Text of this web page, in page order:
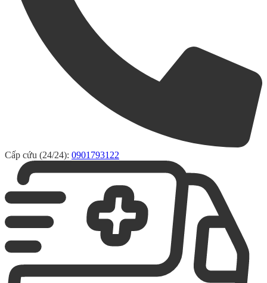
Cấp cứu (24/24): 0901793122